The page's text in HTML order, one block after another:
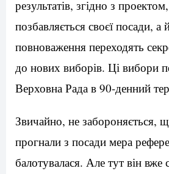
результатів, згідно з
позбавляється своєї посади, а
повноваження переходять
до нових виборів. Ці вибори
Верховна Рада в 90-денний
Звичайно, не забороняється,
прогнали з посади мера
балотувалася. Але тут він вже